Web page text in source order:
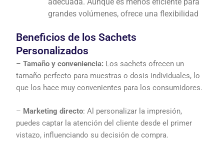
grandes volúmenes, ofrece una flexibilidad
Beneficios de los Sachets
Personalizados
–Tamaño y conveniencia: Los sachets ofrecen un
tamaño perfecto para muestras o dosis individuales, lo
que los hace muy convenientes para los consumidores.
– Marketing directo: Al personalizar la impresión,
puedes captar la atención del cliente desde el primer
vistazo, influenciando su decisión de compra.